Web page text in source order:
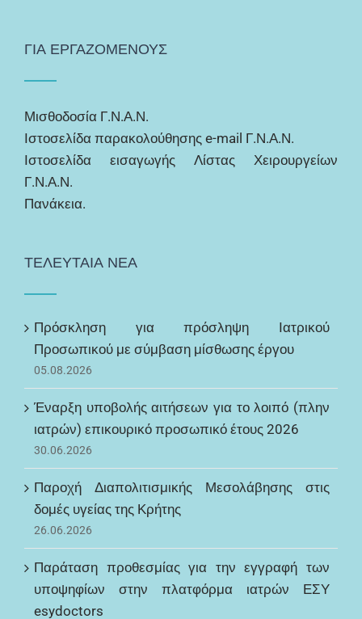
ΓΙΑ ΕΡΓΑΖΟΜΕΝΟΥΣ
Μισθοδοσία Γ.Ν.Α.Ν.
Ιστοσελίδα παρακολούθησης e-mail Γ.Ν.Α.Ν.
Ιστοσελίδα εισαγωγής Λίστας Χειρουργείων
Γ.Ν.Α.Ν.
Πανάκεια.
ΤΕΛΕΥΤΑΙΑ ΝΕΑ
Πρόσκληση για πρόσληψη Ιατρικού
Προσωπικού με σύμβαση μίσθωσης έργου
05.08.2026
Έναρξη υποβολής αιτήσεων για το λοιπό (πλην
ιατρών) επικουρικό προσωπικό έτους 2026
30.06.2026
Παροχή Διαπολιτισμικής Μεσολάβησης στις
δομές υγείας της Κρήτης
26.06.2026
Παράταση προθεσμίας για την εγγραφή των
υποψηφίων στην πλατφόρμα ιατρών ΕΣΥ
esydoctors